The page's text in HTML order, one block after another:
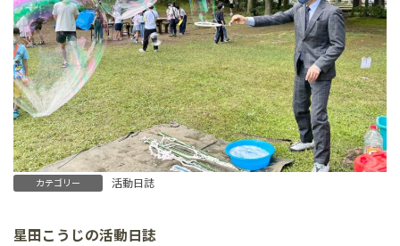
カテゴリー 活動日誌
星田こうじの活動日誌